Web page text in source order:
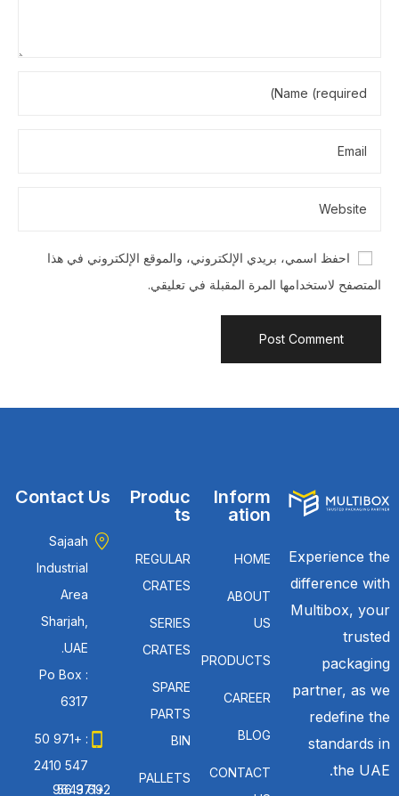
احفظ اسمي، بريدي الإلكتروني، والموقع الإلكتروني في هذا
المتصفح لاستخدامها المرة المقبلة في تعليقي.
Experience the
difference with
Multibox, your
trusted
packaging
partner, as we
redefine the
standards in
the UAE.
Inform
ation
HOME
ABOUT
US
PRODUCTS
CAREER
BLOG
CONTACT
Produc
ts
REGULAR
CRATES
SERIES
CRATES
SPARE
PARTS
BIN
PALLETS
Contact Us
Sajaah
Industrial
Area
Sharjah,
UAE.
Po Box :
6317
: +971 50
547 2410
: +971 56 692 9643